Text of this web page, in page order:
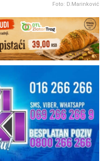
Foto: D.Marinković